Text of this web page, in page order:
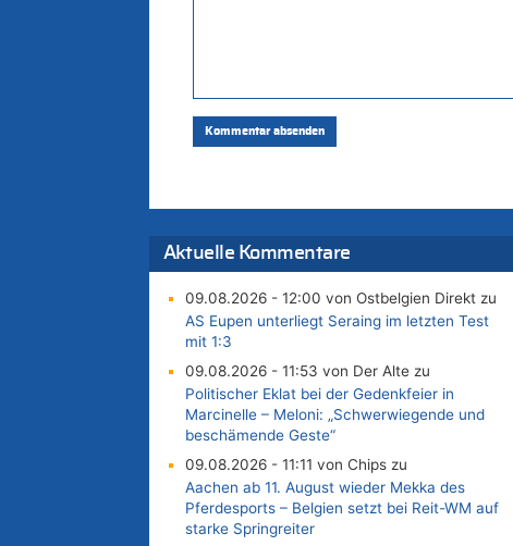
Aktuelle Kommentare
09.08.2026 - 12:00 von Ostbelgien Direkt zu
AS Eupen unterliegt Seraing im letzten Test
mit 1:3
09.08.2026 - 11:53 von Der Alte zu
Politischer Eklat bei der Gedenkfeier in
Marcinelle – Meloni: „Schwerwiegende und
beschämende Geste“
09.08.2026 - 11:11 von Chips zu
Aachen ab 11. August wieder Mekka des
Pferdesports – Belgien setzt bei Reit-WM auf
starke Springreiter